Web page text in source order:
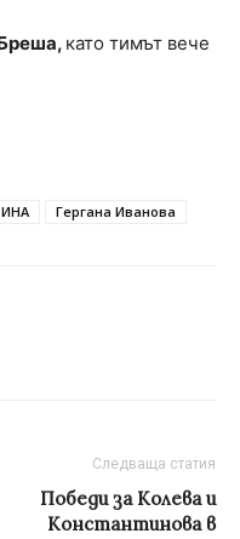
като тимът вече
Гергана Иванова
Следваща статия
Победи за Колева и
Константинова в